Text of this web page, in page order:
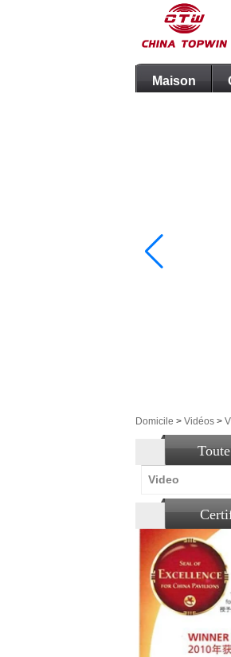
Maison
Domicile > Vidéos >
Video